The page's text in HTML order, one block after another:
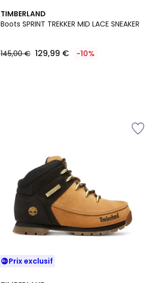
TIMBERLAND
Boots SPRINT TREKKER MID LACE SNEAKER
145,00 € 129,99 € -10%
Prix exclusif